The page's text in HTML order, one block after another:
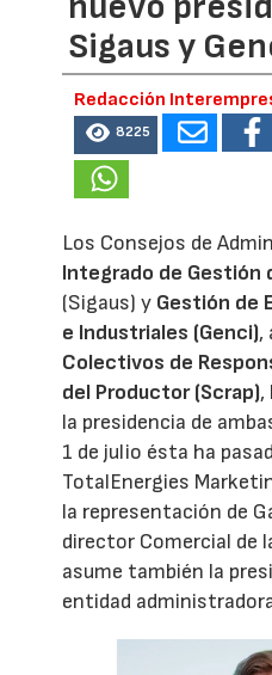
Sigaus y
Redacción
8225
Los Consejos de
Integrado de Gestión
(Sigaus) y Gestión de
e Industriales (Genci),
Colectivos de
del Productor (Scrap),
la presidencia de
1 de julio ésta ha
TotalEnergies
la representación de
director Comercial de
asume también la
entidad